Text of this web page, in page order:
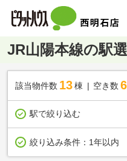
JR山陽本線の駅
該当物件数 13棟 空き数
駅で絞り込む
絞り込み条件： 1年以内